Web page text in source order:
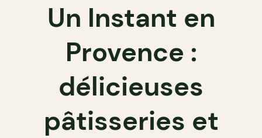
Un Instant en
Provence :
délicieuses
pâtisseries et